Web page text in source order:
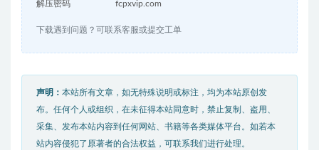
解压密码 fcpxvip.com
下载遇到问题？可联系客服或提交工单
声明： 本站所有文章，如无特殊说明或标注，均为本站原创发
布。任何个人或组织，在未征得本站同意时，禁止复制、盗用、
采集、发布本站内容到任何网站、书籍等各类媒体平台。如若本
站内容侵犯了原著者的合法权益，可联系我们进行处理。